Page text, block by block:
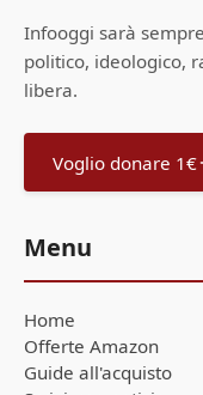
Infooggi sarà
politico, ideologico,
libera.
Voglio donare 1€
Menu
Home
Offerte Amazon
Guide all'acquisto